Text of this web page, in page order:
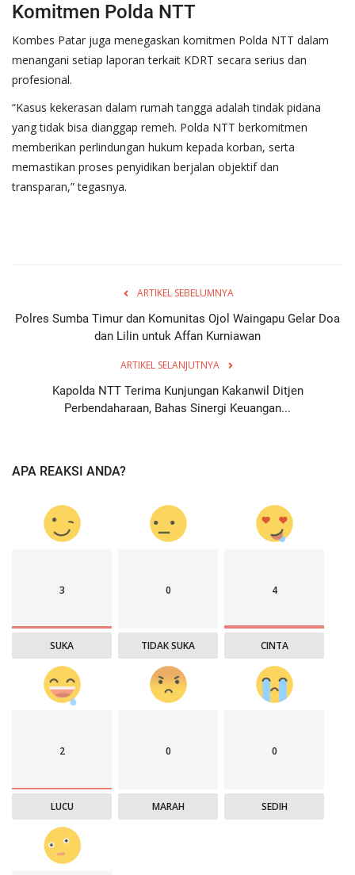
Komitmen Polda NTT
Kombes Patar juga menegaskan komitmen Polda NTT dalam
menangani setiap laporan terkait KDRT secara serius dan
profesional.
“Kasus kekerasan dalam rumah tangga adalah tindak pidana
yang tidak bisa dianggap remeh. Polda NTT berkomitmen
memberikan perlindungan hukum kepada korban, serta
memastikan proses penyidikan berjalan objektif dan
transparan,” tegasnya.
ARTIKEL SEBELUMNYA
Polres Sumba Timur dan Komunitas Ojol Waingapu Gelar Doa
dan Lilin untuk Affan Kurniawan
ARTIKEL SELANJUTNYA
Kapolda NTT Terima Kunjungan Kakanwil Ditjen
Perbendaharaan, Bahas Sinergi Keuangan...
APA REAKSI ANDA?
3
SUKA
0
TIDAK SUKA
4
CINTA
2
LUCU
0
MARAH
0
SEDIH